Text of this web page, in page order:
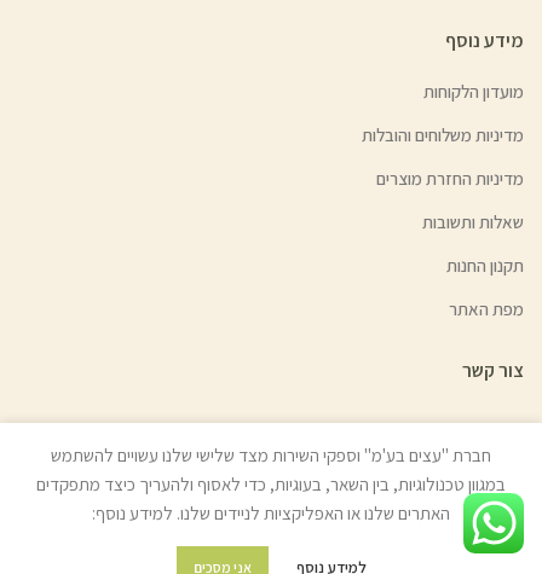
מידע נוסף
מועדון הלקוחות
מדיניות משלוחים והובלות
מדיניות החזרת מוצרים
שאלות ותשובות
תקנון החנות
מפת האתר
צור קשר
© כל הזכויות שמורות לעצים בע"מ (איתן טל) 2022 | האתר נבנה ע״י
בניית אתרים
חברת "עצים בע'מ" וספקי השירות מצד שלישי שלנו עשויים להשתמש
במגוון טכנולוגיות, בין השאר, בעוגיות, כדי לאסוף ולהעריך כיצד מתפקדים
האתרים שלנו או האפליקציות לניידים שלנו. למידע נוסף:
למידע נוסף אני מסכים